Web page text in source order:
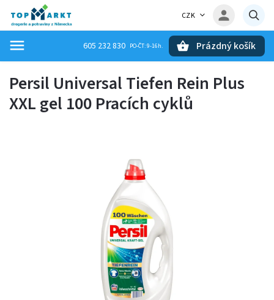
CZK
605 232 830 Prázdný košík
Persil Universal Tiefen Rein Plus
XXL gel 100 Pracích cyklů